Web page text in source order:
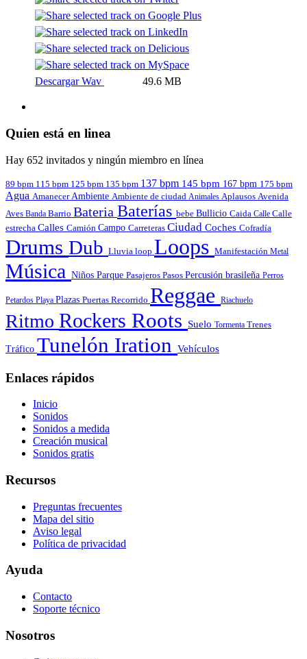
Descargar Wav 49.6 MB
Quien está en linea
Hay 652 invitados y ningún miembro en línea
89 bpm 115 bpm 125 bpm 135 bpm 137 bpm 145 bpm 167 bpm 175 bpm
Agua Amanecer Ambiente Ambiente de ciudad Animales Aplausos Avenida
Aves Banda Barrio Bateria Baterías bebe Bullicio Caida Calle Calle
estrecha Calles Camión Campo Carreteras Ciudad Coches Cofradía
Drums Dub Lluvia loop Loops Manifestación Metal
Música Niños Parque Pasajeros Pasos Percusión brasileña Perros
Petardos Playa Plazas Puertas Recorrido Reggae Riachuelo
Ritmo Rockers Roots Suelo Tormenta Trenes
Tráfico Tunelón Iration Vehículos
Enlaces rápidos
Inicio
Sonidos
Sonidos a medida
Creación musical
Sonidos gratis
Recursos
Preguntas frecuentes
Mapa del sitio
Aviso legal
Política de privacidad
Ayuda
Contacto
Soporte técnico
Nosotros